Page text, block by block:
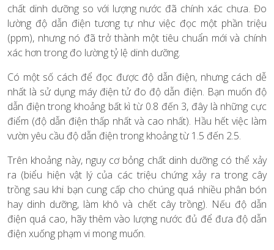
chất dinh dưỡng so với lượng nước đã chính xác chưa. Đo
lường độ dẫn điện tương tự như việc đọc một phần triệu
(ppm), nhưng nó đã trở thành một tiêu chuẩn mới và chính
xác hơn trong đo lường tỷ lệ dinh dưỡng.
Có một số cách để đọc được độ dẫn điện, nhưng cách dễ
nhất là sử dụng máy điện tử đo độ dẫn điện. Bạn muốn độ
dẫn điện trong khoảng bất kì từ 0.8 đến 3, đây là những cực
điểm (độ dẫn điện thấp nhất và cao nhất). Hầu hết việc làm
vườn yêu cầu độ dẫn điện trong khoảng từ 1.5 đến 2.5.
Trên khoảng này, nguy cơ bỏng chất dinh dưỡng có thể xảy
ra (biểu hiện vật lý của các triệu chứng xảy ra trong cây
trồng sau khi bạn cung cấp cho chúng quá nhiều phân bón
hay dinh dưỡng, làm khô và chết cây trồng). Nếu độ dẫn
điện quá cao, hãy thêm vào lượng nước đủ để đưa độ dẫn
điện xuống phạm vi mong muốn.